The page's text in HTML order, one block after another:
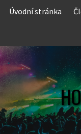
Skip
Úvodní stránka